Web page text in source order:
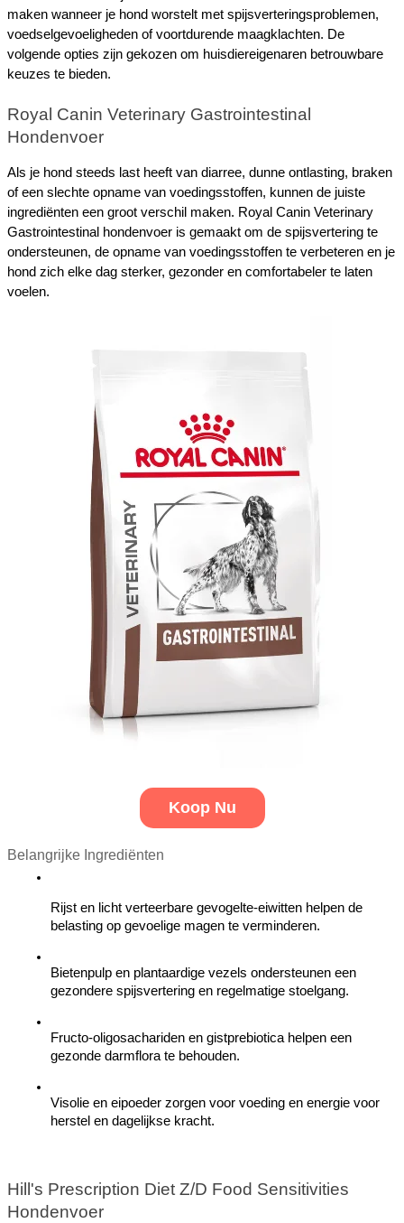
maken wanneer je hond worstelt met spijsverteringsproblemen,
voedselgevoeligheden of voortdurende maagklachten. De
volgende opties zijn gekozen om huisdiereigenaren betrouwbare
keuzes te bieden.
Royal Canin Veterinary Gastrointestinal
Hondenvoer
Als je hond steeds last heeft van diarree, dunne ontlasting, braken
of een slechte opname van voedingsstoffen, kunnen de juiste
ingrediënten een groot verschil maken. Royal Canin Veterinary
Gastrointestinal hondenvoer is gemaakt om de spijsvertering te
ondersteunen, de opname van voedingsstoffen te verbeteren en je
hond zich elke dag sterker, gezonder en comfortabeler te laten
voelen.
Koop Nu
Belangrijke Ingrediënten
Rijst en licht verteerbare gevogelte-eiwitten helpen de
belasting op gevoelige magen te verminderen.
Bietenpulp en plantaardige vezels ondersteunen een
gezondere spijsvertering en regelmatige stoelgang.
Fructo-oligosachariden en gistprebiotica helpen een
gezonde darmflora te behouden.
Visolie en eipoeder zorgen voor voeding en energie voor
herstel en dagelijkse kracht.
Hill's Prescription Diet Z/D Food Sensitivities
Hondenvoer